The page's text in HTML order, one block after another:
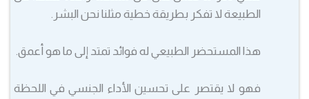
الطبيعة لا تفكر بطريقة خطية مثلنا نحن البشر.
هذا المستحضر الطبيعي له فوائد تمتد إلى ما هو أعمق.
فهو لا يقتصر على تحسين الأداء الجنسي في اللحظة